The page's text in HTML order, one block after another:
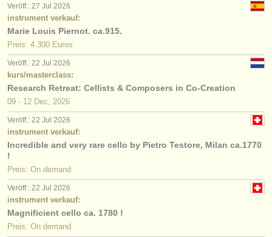
Veröff.: 27 Jul 2026
instrument verkauf:
Marie Louis Piernot. ca.915.
Preis: 4.300 Euros
Veröff.: 22 Jul 2026
kurs/masterclass:
Research Retreat: Cellists & Composers in Co-Creation
09 - 12 Dec, 2026
Veröff.: 22 Jul 2026
instrument verkauf:
Incredible and very rare cello by Pietro Testore, Milan ca.1770
!
Preis: On demand
Veröff.: 22 Jul 2026
instrument verkauf:
Magnificient cello ca. 1780 !
Preis: On demand